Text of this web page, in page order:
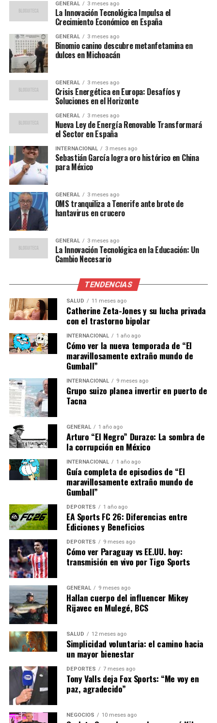
Sin embargo, a pesar de estos avances, los expertos
señalan que todavía hay un largo camino por recorrer
para alcanzar una independencia energética completa.
Joaquín Blanco, profesor de ingeniería ambiental en la
Universidad Politécnica de Madrid, comentó:
“España tiene el potencial
de convertirse en un
referente mundial en
energía solar si se
implementan las políticas
adecuadas y se fomenta la
inversión en tecnología de
punta.”
Innovaciones Tecnológicas y
Desafíos
El nuevo plan del gobierno no solo se centra en la
expansión de la infraestructura, sino también en la
implementación de tecnologías avanzadas como
paneles solares bifaciales y sistemas de almacenamiento
de energía. Estos avances podrían aumentar
significativamente la eficiencia de los sistemas solares,
permitiendo almacenar energía para su uso durante la
noche o en días nublados.
No obstante, la implementación de estas tecnologías
presenta desafíos. La financiación y la regulación son
dos de los obstáculos más importantes que deben
superar los desarrolladores de proyectos solares.
Además, la integración de estas nuevas tecnologías en
la red eléctrica existente requiere de una planificación
cuidadosa y de la colaboración entre el sector público y
privado.
Impacto Económico y Social
El impulso hacia una mayor capacidad solar no solo
tiene implicaciones ambientales, sino también
económicas y sociales. Se espera que la expansión de la
energía solar genere miles de empleos en el sector de
las energías renovables, desde la fabricación e
instalación de paneles hasta el mantenimiento y la
investigación.
Además, el acceso a energía más barata y sostenible
podría beneficiar a las comunidades rurales, que a
menudo enfrentan costos de energía más altos.
García, directora de una ONG local enfocada en el
desarrollo rural, señaló:
“La energía solar no solo es
una solución ambiental,
sino también una
herramienta para el
GENERAL 3 meses ago
La Innovación Tecnológica Impulsa el
Crecimiento Económico en España
GENERAL 3 meses ago
Binomio canino descubre metanfetamina en
dulces en Michoacán
GENERAL 3 meses ago
Crisis Energética en Europa: Desafíos y
Soluciones en el Horizonte
GENERAL 3 meses ago
Nueva Ley de Energía Renovable Transformará
el Sector en España
INTERNACIONAL 3 meses ago
Sebastián García logra oro histórico en China
para México
GENERAL 3 meses ago
OMS tranquiliza a Tenerife ante brote de
hantavirus en crucero
GENERAL 3 meses ago
La Innovación Tecnológica en la Educación: Un
Cambio Necesario
TENDENCIAS
SALUD 11 meses ago
Catherine Zeta-Jones y su lucha privada
con el trastorno bipolar
INTERNACIONAL 1 año ago
Cómo ver la nueva temporada de “El
maravillosamente extraño mundo de
Gumball”
INTERNACIONAL 9 meses ago
Grupo suizo planea invertir en puerto de
Tacna
GENERAL 1 año ago
Arturo “El Negro” Durazo: La sombra de
la corrupción en México
INTERNACIONAL 1 año ago
Guía completa de episodios de “El
maravillosamente extraño mundo de
Gumball”
DEPORTES 1 año ago
EA Sports FC 26: Diferencias entre
Ediciones y Beneficios
DEPORTES 9 meses ago
Cómo ver Paraguay vs EE.UU. hoy:
transmisión en vivo por Tigo Sports
GENERAL 9 meses ago
Hallan cuerpo del influencer Mikey
Rijavec en Mulegé, BCS
SALUD 12 meses ago
Simplicidad voluntaria: el camino hacia
un mayor bienestar
DEPORTES 7 meses ago
Tony Valls deja Fox Sports: “Me voy en
paz, agradecido”
NEGOCIOS 10 meses ago